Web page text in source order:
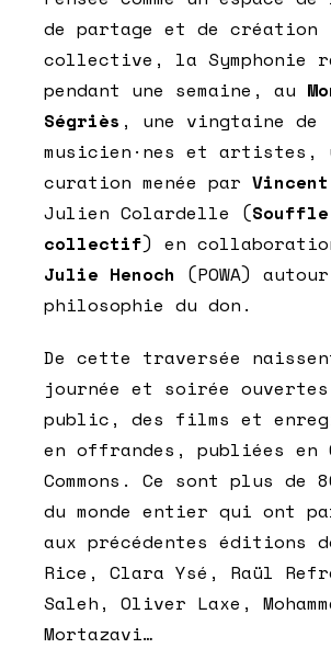
de partage et de création
collective, la Symphonie
pendant une semaine, au
Ségriès , une vingtaine de
musicien·nes et artistes,
curation menée par Vincent
Julien Colardelle (Souffle
collectif) en
Julie Henoch (POWA)
philosophie du don.
De cette traversée
journée et soirée
public, des films et
en offrandes, publiées en
Commons. Ce sont plus de
du monde entier qui ont
aux précédentes éditions
Rice, Clara Ysé, Raül
Saleh, Oliver Laxe,
Mortazavi…